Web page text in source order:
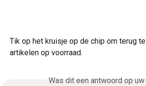
Tik op het kruisje op de chip om terug te
artikelen op voorraad.
Was dit een antwoord op uw